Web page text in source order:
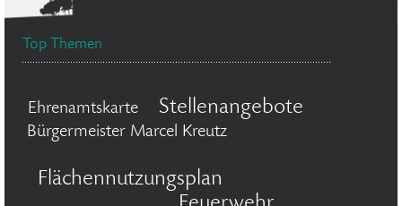
Top Themen
Ehrenamtskarte Stellenangebote
Bürgermeister Marcel Kreutz
Flächennutzungsplan